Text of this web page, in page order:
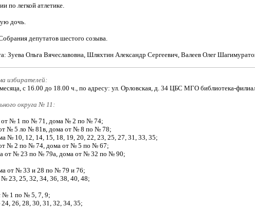
по легкой атлетике.
дочь.
депутатов шестого созыва.
Зуева Ольга Вячеславовна, Шляхтин Александр Сергеевич, Валеев Олег
избирателей:
с 16.00 до 18.00 ч., по адресу: ул. Орловская, д. 34 ЦБС МГО библиотека-
округа № 11:
от № 1 по № 71, дома № 2 по № 74;
№ 5 ло № 81в, дома от № 8 по № 78;
№ 10, 12, 14, 15, 18, 19, 20, 22, 23, 25, 27, 31, 33, 35;
№ 2 по № 74, дома от № 5 по № 67;
от № 23 по № 79а, дома от № 32 по № 90;
от № 33 и 28 по № 79 и 76;
23, 25, 32, 34, 36, 38, 40, 48;
№ 1 по № 5, 7, 9;
26, 28, 30, 31, 32, 34, 35;